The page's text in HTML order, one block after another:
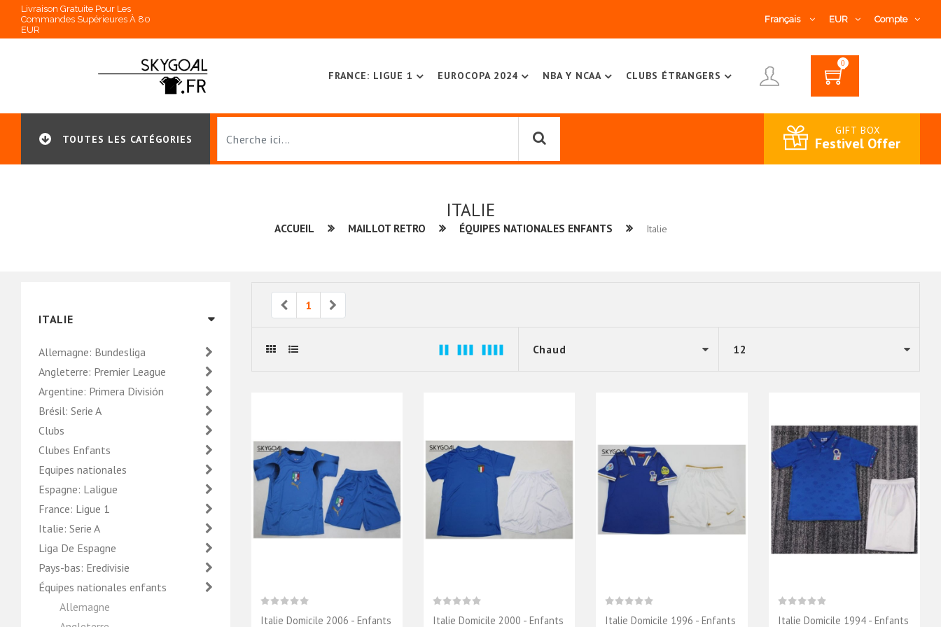
Livraison Gratuite Pour Les
Commandes Supérieures À 80
EUR
Français EUR Compte
FRANCE: LIGUE 1 EUROCOPA 2024 NBA Y NCAA CLUBS ÉTRANGERS
0
TOUTES LES CATÉGORIES
GIFT BOX
Festivel Offer
ITALIE
ACCUEIL MAILLOT RETRO ÉQUIPES NATIONALES ENFANTS Italie
ITALIE
Allemagne: Bundesliga
Angleterre: Premier League
Argentine: Primera División
Brésil: Serie A
Clubs
Clubes Enfants
Equipes nationales
Espagne: Laligue
France: Ligue 1
Italie: Serie A
Liga De Espagne
Pays-bas: Eredivisie
Équipes nationales enfants
Allemagne
Previous
1 Next
Italie Domicile 2006 - Enfants Italie Domicile 2000 - Enfants Italie Domicile 1996 - Enfants Italie Domicile 1994 - Enfants